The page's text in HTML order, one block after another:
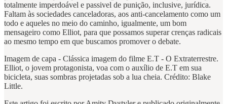
totalmente imperdoável e passivel de punição, inclusive, jurídica.
Faltam às sociedades canceladoras, aos anti-cancelamento como um
todo e aqueles no meio do caminho, igualmente, um bom
mensageiro como Elliot, para que possamos superar crenças radicais
ao mesmo tempo em que buscamos promover o debate.
Imagem de capa - Clássica imagem do filme E.T - O Extraterrestre.
Elliot, o jovem protagonista, voa com o auxílio de E.T em sua
bicicleta, suas sombras projetadas sob a lua cheia. Crédito: Blake
Little.